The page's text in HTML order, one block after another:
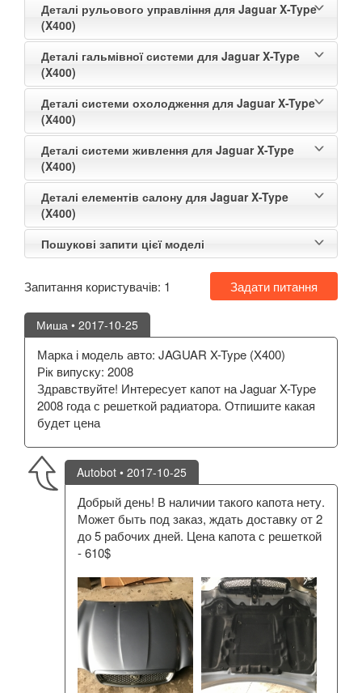
Деталі рульового управління для Jaguar X-Type
(X400)
Деталі гальмівної системи для Jaguar X-Type
(X400)
Деталі системи охолодження для Jaguar X-Type
(X400)
Деталі системи живлення для Jaguar X-Type
(X400)
Деталі елементів салону для Jaguar X-Type
(X400)
Пошукові запити цієї моделі
Запитання користувачів: 1 Задати питання
Миша • 2017-10-25
Марка і модель авто: JAGUAR X-Type (X400)
Рік випуску: 2008
Здравствуйте! Интересует капот на Jaguar X-Type
2008 года с решеткой радиатора. Отпишите какая
будет цена
Autobot • 2017-10-25
Добрый день! В наличии такого капота нету.
Может быть под заказ, ждать доставку от 2
до 5 рабочих дней. Цена капота с решеткой
- 610$